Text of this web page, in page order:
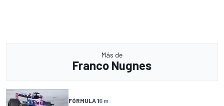
Más de
Franco Nugnes
FÓRMULA 16 m